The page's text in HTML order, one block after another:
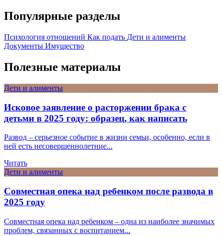
Популярные разделы
Психология отношений Как подать Дети и алименты
Документы Имущество
Полезные материалы
Дети и алименты
Исковое заявление о расторжении брака с
детьми в 2025 году: образец, как написать
Развод – серьезное событие в жизни семьи, особенно, если в
ней есть несовершеннолетние...
Читать
Дети и алименты
Совместная опека над ребенком после развода в
2025 году
Совместная опека над ребенком – одна из наиболее значимых
проблем, связанных с воспитанием...